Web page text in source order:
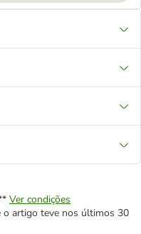
Ver condições
o artigo teve nos últimos 30